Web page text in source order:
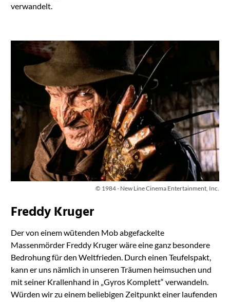
verwandelt.
© 1984 - New Line Cinema Entertainment, Inc.
Freddy Kruger
Der von einem wütenden Mob abgefackelte
Massenmörder Freddy Kruger wäre eine ganz besondere
Bedrohung für den Weltfrieden. Durch einen Teufelspakt,
kann er uns nämlich in unseren Träumen heimsuchen und
mit seiner Krallenhand in „Gyros Komplett“ verwandeln.
Würden wir zu einem beliebigen Zeitpunkt einer laufenden